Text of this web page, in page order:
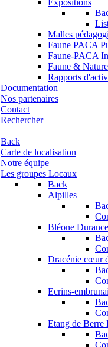
Expositions
Malles
Faune PACA
Faune-PACA
Faune & Nature
Rapports
Documentation
Nos partenaires
Contact
Rechercher
Back
Carte de localisation
Notre équipe
Les groupes Locaux
Back
Alpilles
Bléone Durance
Dracénie cœur
Ecrins-
Etang de Berre